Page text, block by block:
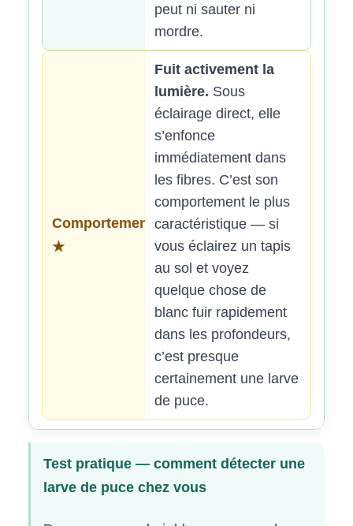
peut ni sauter ni
mordre.
Comportement
★
Fuit activement la
lumière. Sous
éclairage direct, elle
s’enfonce
immédiatement dans
les fibres. C’est son
comportement le plus
caractéristique — si
vous éclairez un tapis
au sol et voyez
quelque chose de
blanc fuir rapidement
dans les profondeurs,
c’est presque
certainement une larve
de puce.
Test pratique — comment détecter une
larve de puce chez vous